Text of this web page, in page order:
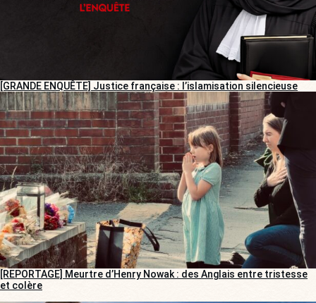
[GRANDE ENQUÊTE] Justice française : l’islamisation silencieuse
[REPORTAGE] Meurtre d’Henry Nowak : des Anglais entre tristesse
et colère